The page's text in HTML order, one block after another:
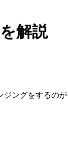
解説
ングをするの